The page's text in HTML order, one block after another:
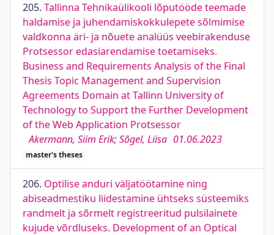
205. Tallinna Tehnikaülikooli lõputööde teemade
haldamise ja juhendamiskokkulepete sõlmimise
valdkonna äri- ja nõuete analüüs veebirakenduse
Protsessor edasiarendamise toetamiseks.
Business and Requirements Analysis of the Final
Thesis Topic Management and Supervision
Agreements Domain at Tallinn University of
Technology to Support the Further Development
of the Web Application Protsessor
Akermann, Siim Erik; Sõgel, Liisa 01.06.2023
master's theses
206. Optilise anduri väljatöötamine ning
abiseadmestiku liidestamine ühtseks süsteemiks
randmelt ja sõrmelt registreeritud pulsilainete
kujude võrdluseks. Development of an Optical